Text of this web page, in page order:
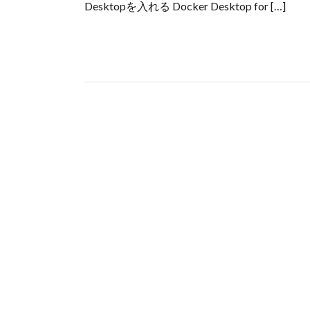
Desktopを入れる Docker Desktop for […]